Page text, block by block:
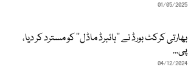
01/05/2025
بھارتی کرکٹ بورڈ نے ’’ہائبرڈ ماڈل‘‘ کو مسترد کر دیا،
پی...
04/12/2024